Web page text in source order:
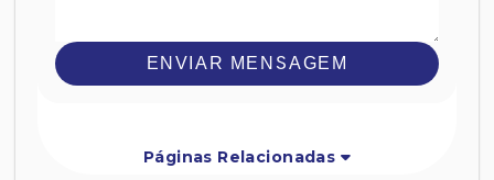
ENVIAR MENSAGEM
Páginas Relacionadas